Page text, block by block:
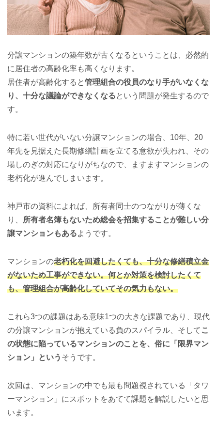
分譲マンションの築年数が古くなるということは、必然的
に居住者の高齢化率も高くなります。
居住者が高齢化すると管理組合の役員のなり手がいなくな
り、十分な議論ができなくなるという問題が発生するので
す。
特に若い世代がいない分譲マンションの場合、10年、20
年先を見据えた長期修繕計画を立てる意欲が失われ、その
場しのぎの対応になりがちなので、ますますマンションの
老朽化が進んでしまいます。
神戸市の資料によれば、所有者同士のつながりが薄くな
り、 所有者名簿もないため総会を招集することが難しい分
譲マンションもあるようです。
マンションの老朽化を回避したくても、十分な修繕積立金
がないため工事ができない。何とか対策を検討したくて
も、管理組合が高齢化していてその気力もない。
これら3つの課題はある意味1つの大きな課題であり、現代
の分譲マンションが抱えている負のスパイラル、そして こ
の状態に陥っているマンションのことを、俗に「限界マン
ション」という そうです。
次回は、マンションの中でも最も問題視されている「タワ
ーマンション」にスポットをあてて課題を解説したいと思
います。